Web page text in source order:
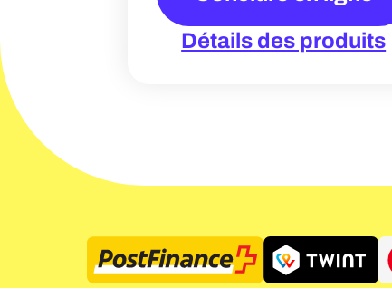
Détails des produits